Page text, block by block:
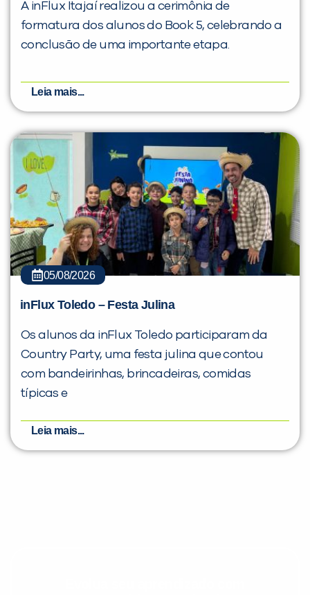
A inFlux Itajaí realizou a cerimônia de
formatura dos alunos do Book 5, celebrando a
conclusão de uma importante etapa.
Leia mais...
05/08/2026
inFlux Toledo – Festa Julina
Os alunos da inFlux Toledo participaram da
Country Party, uma festa julina que contou
com bandeirinhas, brincadeiras, comidas
típicas e
Leia mais...